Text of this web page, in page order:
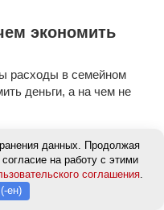
экономить
расходы в семейном
деньги, а на чем не
Не
данных. Продолжая
на работу с этими
соглашения
ен)